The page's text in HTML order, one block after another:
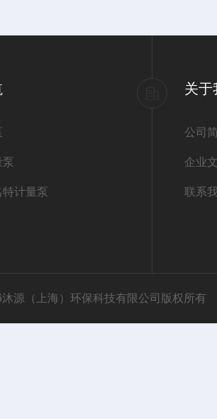
计量泵
关于
公司
企业
联系
沐源（上海）环保科技有限公司版权所有